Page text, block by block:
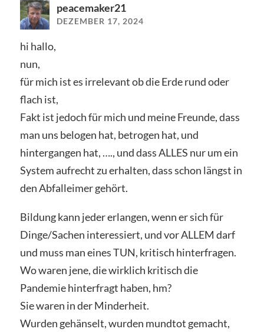
peacemaker21
DEZEMBER 17, 2024
hi hallo,
nun,
für mich ist es irrelevant ob die Erde rund oder
flach ist,
Fakt ist jedoch für mich und meine Freunde, dass
man uns belogen hat, betrogen hat, und
hintergangen hat, …., und dass ALLES nur um ein
System aufrecht zu erhalten, dass schon längst in
den Abfalleimer gehört.
Bildung kann jeder erlangen, wenn er sich für
Dinge/Sachen interessiert, und vor ALLEM darf
und muss man eines TUN, kritisch hinterfragen.
Wo waren jene, die wirklich kritisch die
Pandemie hinterfragt haben, hm?
Sie waren in der Minderheit.
Wurden gehänselt, wurden mundtot gemacht,